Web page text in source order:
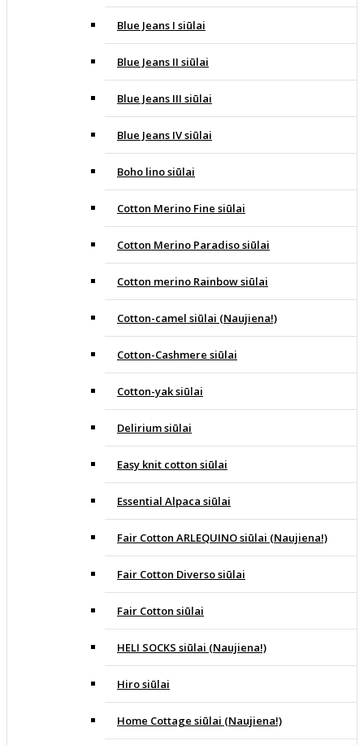
Blue Jeans I siūlai
Blue Jeans II siūlai
Blue Jeans III siūlai
Blue Jeans IV siūlai
Boho lino siūlai
Cotton Merino Fine siūlai
Cotton Merino Paradiso siūlai
Cotton merino Rainbow siūlai
Cotton-camel siūlai (Naujiena!)
Cotton-Cashmere siūlai
Cotton-yak siūlai
Delirium siūlai
Easy knit cotton siūlai
Essential Alpaca siūlai
Fair Cotton ARLEQUINO siūlai (Naujiena!)
Fair Cotton Diverso siūlai
Fair Cotton siūlai
HELI SOCKS siūlai (Naujiena!)
Hiro siūlai
Home Cottage siūlai (Naujiena!)